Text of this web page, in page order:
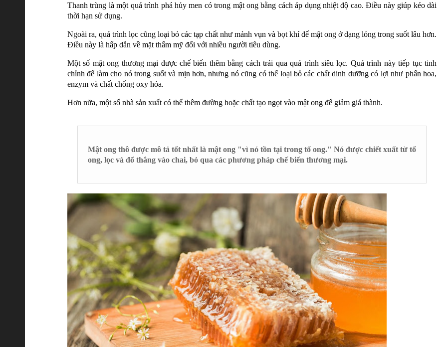
Thanh trùng là một quá trình phá hủy men có trong mật ong bằng cách áp dụng nhiệt độ cao. Điều này giúp kéo dài
thời hạn sử dụng.
Ngoài ra, quá trình lọc cũng loại bỏ các tạp chất như mảnh vụn và bọt khí để mật ong ở dạng lỏng trong suốt lâu hơn.
Điều này là hấp dẫn về mặt thẩm mỹ đối với nhiều người tiêu dùng.
Một số mật ong thương mại được chế biến thêm bằng cách trải qua quá trình siêu lọc. Quá trình này tiếp tục tinh
chỉnh để làm cho nó trong suốt và mịn hơn, nhưng nó cũng có thể loại bỏ các chất dinh dưỡng có lợi như phấn hoa,
enzym và chất chống oxy hóa.
Hơn nữa, một số nhà sản xuất có thể thêm đường hoặc chất tạo ngọt vào mật ong để giảm giá thành.
Mật ong thô được mô tả tốt nhất là mật ong "vì nó tồn tại trong tổ ong." Nó được chiết xuất từ ​​tổ
ong, lọc và đổ thẳng vào chai, bỏ qua các phương pháp chế biến thương mại.